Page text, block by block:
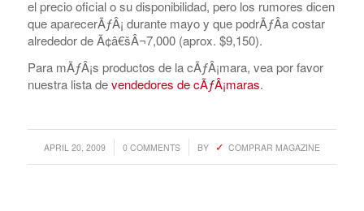
el precio oficial o su disponibilidad, pero los rumores dicen
que aparecerÃƒÂ¡ durante mayo y que podrÃƒÂ­a costar
alrededor de Ã¢â€šÂ¬7,000 (aprox. $9,150).
Para mÃƒÂ¡s productos de la cÃƒÂ¡mara, vea por favor
nuestra lista devendedores de cÃƒÂ¡maras.
APRIL 20, 2009
/ 0 COMMENTS
/ BY COMPRAR MAGAZINE